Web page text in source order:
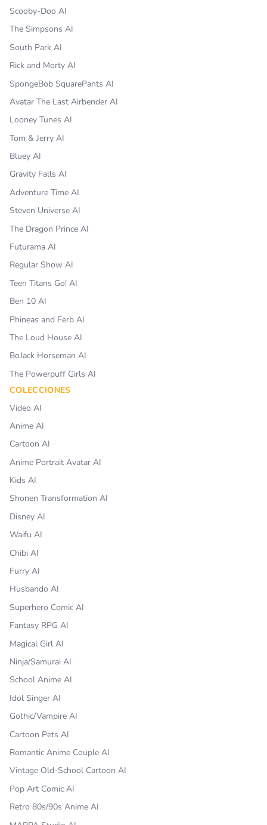
Scooby-Doo AI
The Simpsons AI
South Park AI
Rick and Morty AI
SpongeBob SquarePants AI
Avatar The Last Airbender AI
Looney Tunes AI
Tom & Jerry AI
Bluey AI
Gravity Falls AI
Adventure Time AI
Steven Universe AI
The Dragon Prince AI
Futurama AI
Regular Show AI
Teen Titans Go! AI
Ben 10 AI
Phineas and Ferb AI
The Loud House AI
BoJack Horseman AI
The Powerpuff Girls AI
COLECCIONES
Video AI
Anime AI
Cartoon AI
Anime Portrait Avatar AI
Kids AI
Shonen Transformation AI
Disney AI
Waifu AI
Chibi AI
Furry AI
Husbando AI
Superhero Comic AI
Fantasy RPG AI
Magical Girl AI
Ninja/Samurai AI
School Anime AI
Idol Singer AI
Gothic/Vampire AI
Cartoon Pets AI
Romantic Anime Couple AI
Vintage Old-School Cartoon AI
Pop Art Comic AI
Retro 80s/90s Anime AI